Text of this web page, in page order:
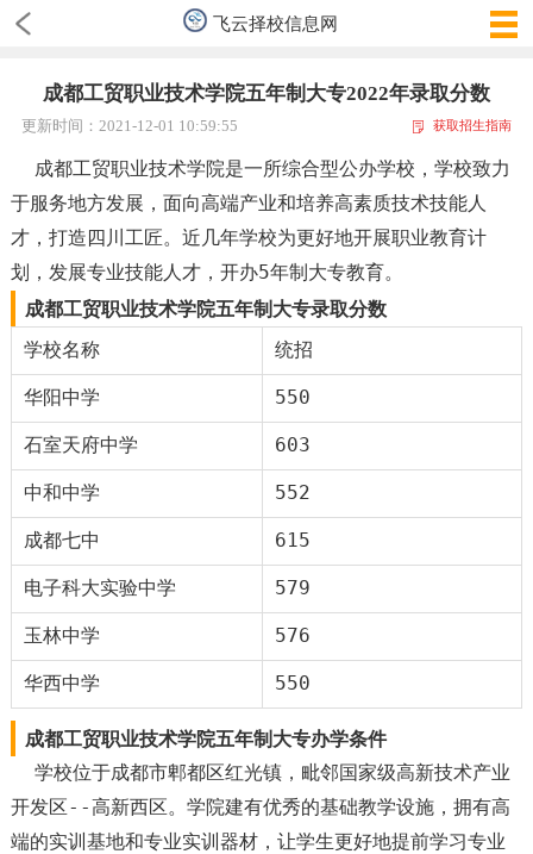
飞云择校信息网
成都工贸职业技术学院五年制大专2022年录取分数
更新时间：2021-12-01 10:59:55 获取招生指南
成都工贸职业技术学院是一所综合型公办学校，学校致力
于服务地方发展，面向高端产业和培养高素质技术技能人
才，打造四川工匠。近几年学校为更好地开展职业教育计
划，发展专业技能人才，开办5年制大专教育。
成都工贸职业技术学院五年制大专录取分数
学校名称
统招
华阳中学 550
石室天府中学 603
中和中学 552
成都七中 615
电子科大实验中学 579
玉林中学 576
华西中学 550
成都工贸职业技术学院五年制大专办学条件
学校位于成都市郫都区红光镇，毗邻国家级高新技术产业
开发区--高新西区。学院建有优秀的基础教学设施，拥有高
端的实训基地和专业实训器材，让学生更好地提前学习专业